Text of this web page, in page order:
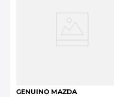
GENUINO MAZDA